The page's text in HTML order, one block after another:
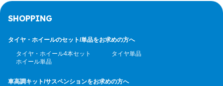
SHOPPING
タイヤ・ホイールのセット/単品をお求めの方へ
タイヤ・ホイール4本セット
タイヤ単品
ホイール単品
車高調キット/サスペンションをお求めの方へ